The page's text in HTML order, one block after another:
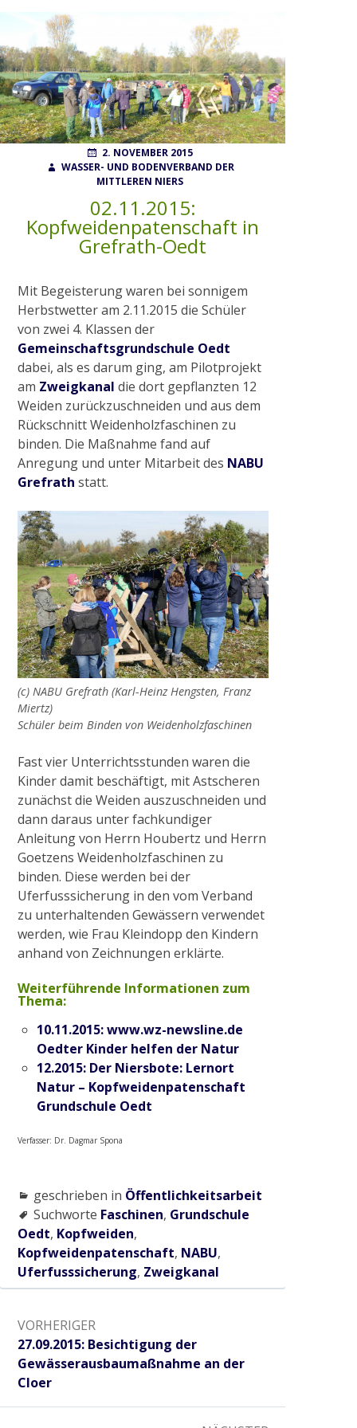
Wahlen
Finanzierung
FAQ
Gewässerausbau
Anlagen
Historisches Wehr
Pumpstation Grefrath
Hochwassermanagement
PROJEKTE & AKTIONEN
2009
Pilotprojekt Zweigkanal
Ausgleichsmaßnahme Cloerbruch, Gewässer
32.01.07
Naturnaher Gewässerausbau 06.04 in
Grefrath-Vinkrath
2016
Gewässerrenaturierung Zweigkanal –
Radtour zum historischen Wehr
Sohlschalenentnahme
Radtour „Wasserwirtschaft rund um Grefrath“
Radtour „Hochwasservorsorge am Hammer
Bach“
2018
POSTED
ON
2. NOVEMBER 2015
WASSER- UND BODENVERBAND DER
MITTLEREN NIERS
02.11.2015:
Kopfweidenpatenschaft in
Grefrath-Oedt
Mit Begeisterung waren bei sonnigem
Herbstwetter am 2.11.2015 die Schüler
von zwei 4. Klassen der
Gemeinschaftsgrundschule Oedt
dabei, als es darum ging, am Pilotprojekt
am Zweigkanal die dort gepflanzten 12
Weiden zurückzuschneiden und aus dem
Rückschnitt Weidenholzfaschinen zu
binden. Die Maßnahme fand auf
Anregung und unter Mitarbeit des NABU
Grefrath statt.
(c) NABU Grefrath (Karl-Heinz Hengsten, Franz
Miertz)
Schüler beim Binden von Weidenholzfaschinen
Fast vier Unterrichtsstunden waren die
Kinder damit beschäftigt, mit Astscheren
zunächst die Weiden auszuschneiden und
dann daraus unter fachkundiger
Anleitung von Herrn Houbertz und Herrn
Goetzens Weidenholzfaschinen zu
binden. Diese werden bei der
Uferfusssicherung in den vom Verband
zu unterhaltenden Gewässern verwendet
werden, wie Frau Kleindopp den Kindern
anhand von Zeichnungen erklärte.
Weiterführende Informationen zum
Thema:
10.11.2015: www.wz-newsline.de
Oedter Kinder helfen der Natur
12.2015: Der Niersbote: Lernort
Natur – Kopfweidenpatenschaft
Grundschule Oedt
Verfasser: Dr. Dagmar Spona
geschrieben in Öffentlichkeitsarbeit
Suchworte Faschinen, Grundschule
Oedt, Kopfweiden,
Kopfweidenpatenschaft, NABU,
Uferfusssicherung, Zweigkanal
VORHERIGER
Vorheriger:
27.09.2015: Besichtigung der
Gewässerausbaumaßnahme an der
Cloer